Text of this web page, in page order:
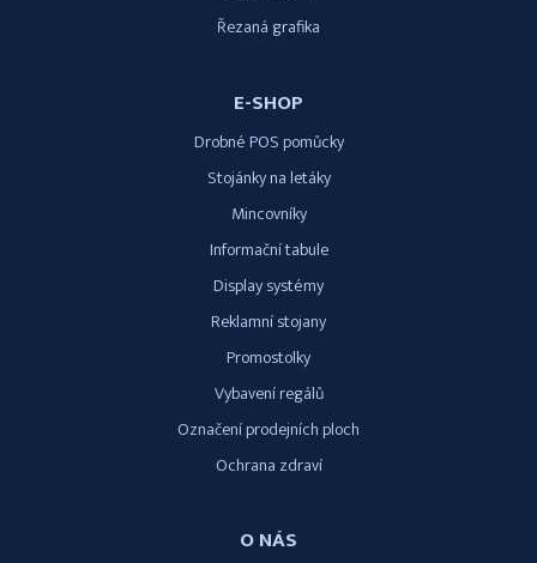
Řezaná grafika
E-SHOP
Drobné POS pomůcky
Stojánky na letáky
Mincovníky
Informační tabule
Display systémy
Reklamní stojany
Promostolky
Vybavení regálů
Označení prodejních ploch
Ochrana zdraví
O NÁS